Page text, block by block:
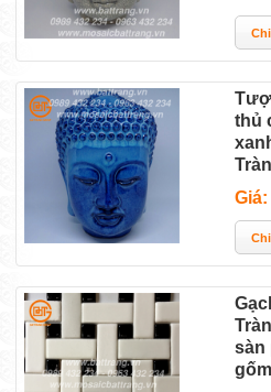
thủ
sàn